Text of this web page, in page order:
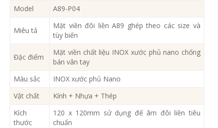
Model A89-P04
Miêu tả
Mặt viền đôi liền A89 ghép theo các size và
tùy biến
Đặc điểm
Mặt viền chất liệu INOX xước phủ nano chống
bán vân tay
Màu sắc
INOX xước phủ Nano
Vật chất
Kính + Nhựa + Thép
Kích
thước
120 x 120mm sử dụng đế âm đôi liền tiêu
chuẩn